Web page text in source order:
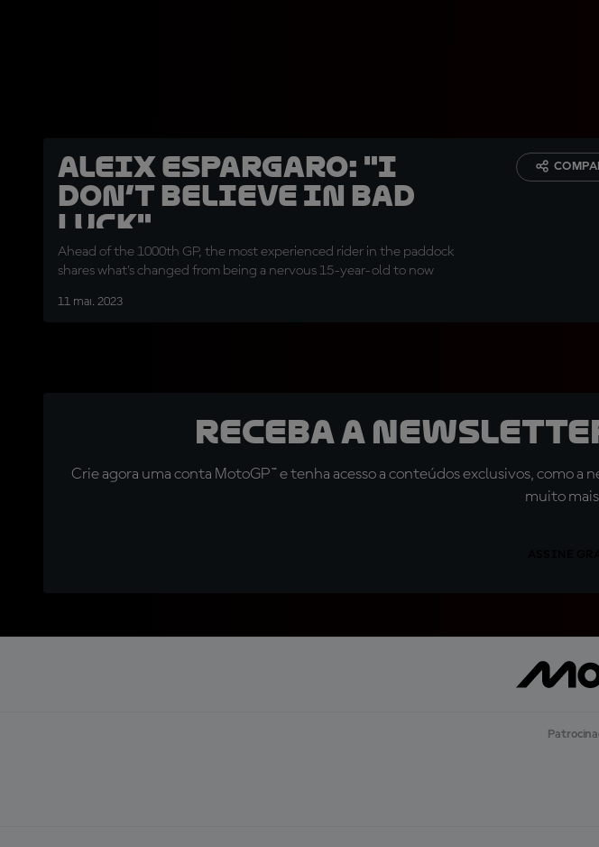
Aleix Espargaro: "I
don’t believe in bad
luck"
Ahead of the 1000th GP, the most experienced rider in the paddock
shares what's changed from being a nervous 15-year-old to now
11 mai. 2023
Receba a
Crie agora uma conta MotoGP™ e tenha acesso a conteúdos exclusivos, como
muito